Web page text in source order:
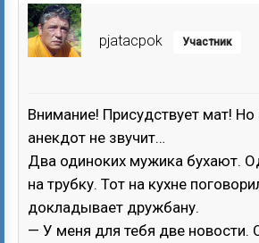
pjatacpok Участник
Внимание! Присудствует мат! Но
анекдот не звучит…
Два одиноких мужика бухают.
на трубку. Тот на кухне
докладывает дружбану.
— У меня для тебя две новости.